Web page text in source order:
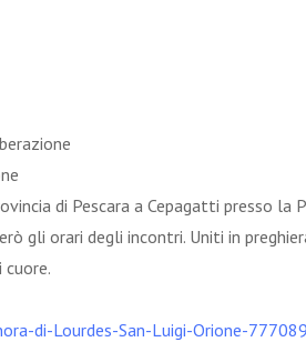
di Pescara a Cepagatti presso la
gli orari degli incontri. Uniti in
di-Lourdes-San-Luigi-Orione-